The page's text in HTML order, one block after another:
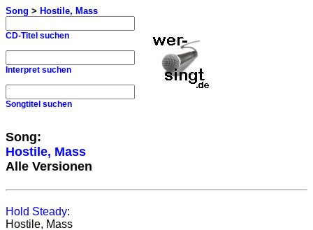
Song > Hostile, Mass
CD-Titel suchen
Interpret suchen
Songtitel suchen
Song:
Hostile, Mass
Alle Versionen
Hold Steady:
Hostile, Mass